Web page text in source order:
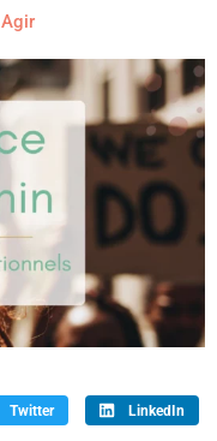
Agir
Twitter LinkedIn